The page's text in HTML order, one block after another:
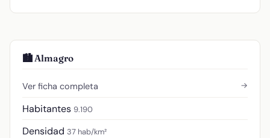
🏙️ Almagro
Ver ficha completa →
Habitantes 9.190
Densidad 37 hab/km²